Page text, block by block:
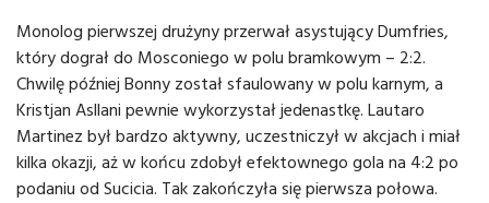
Monolog pierwszej drużyny przerwał asystujący Dumfries,
który dograł do Mosconiego w polu bramkowym – 2:2.
Chwilę później Bonny został sfaulowany w polu karnym, a
Kristjan Asllani pewnie wykorzystał jedenastkę. Lautaro
Martinez był bardzo aktywny, uczestniczył w akcjach i miał
kilka okazji, aż w końcu zdobył efektownego gola na 4:2 po
podaniu od Sucicia. Tak zakończyła się pierwsza połowa.